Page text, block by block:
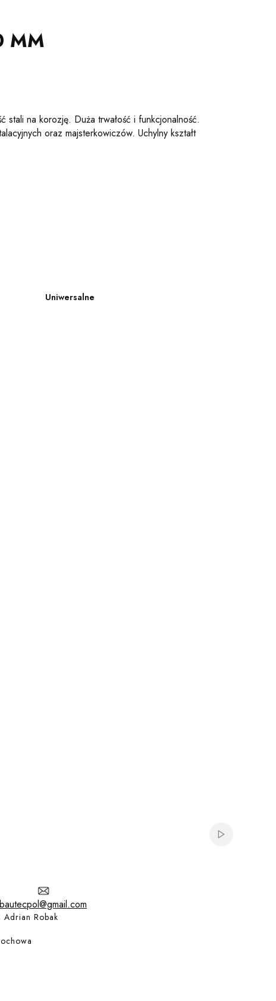
MM
na korozję. Duża trwałość i funkcjonalność.
oraz majsterkowiczów. Uchylny kształt
Uniwersalne
Włącz
bautecpol@gmail.com
Adrian Robak